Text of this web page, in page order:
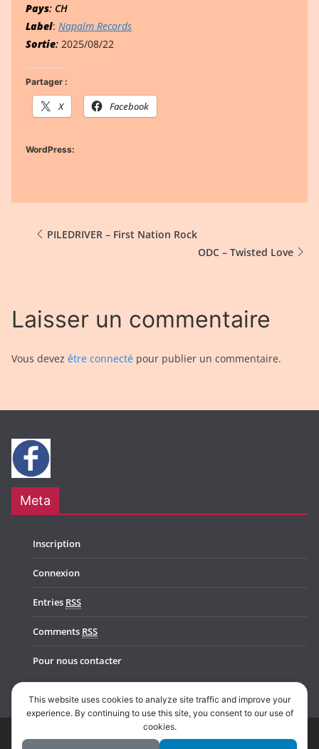
Pays: CH
Label: Napalm Records
Sortie: 2025/08/22
Partager :
X Facebook
WordPress:
PILEDRIVER – First Nation Rock
ODC – Twisted Love
Laisser un commentaire
Vous devez être connecté pour publier un commentaire.
Meta
Inscription
Connexion
Entries RSS
Comments RSS
Pour nous contacter
Copyright © 2026Music In Belgium. All rights reserved.
This website uses cookies to analyze site traffic and improve your
experience. By continuing to use this site, you consent to our use of
cookies.